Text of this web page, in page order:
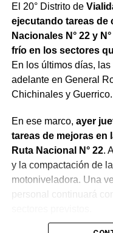
El 20° Distrito de
ejecutando tareas de
Nacionales N° 22 y
frío en los sectores
En los últimos días,
adelante en General
Chichinales y Guerrico.
En ese marco, ayer
tareas de mejoras en
Ruta Nacional N° 22.
y la compactación de
motoniveladora. Una
personal continuará